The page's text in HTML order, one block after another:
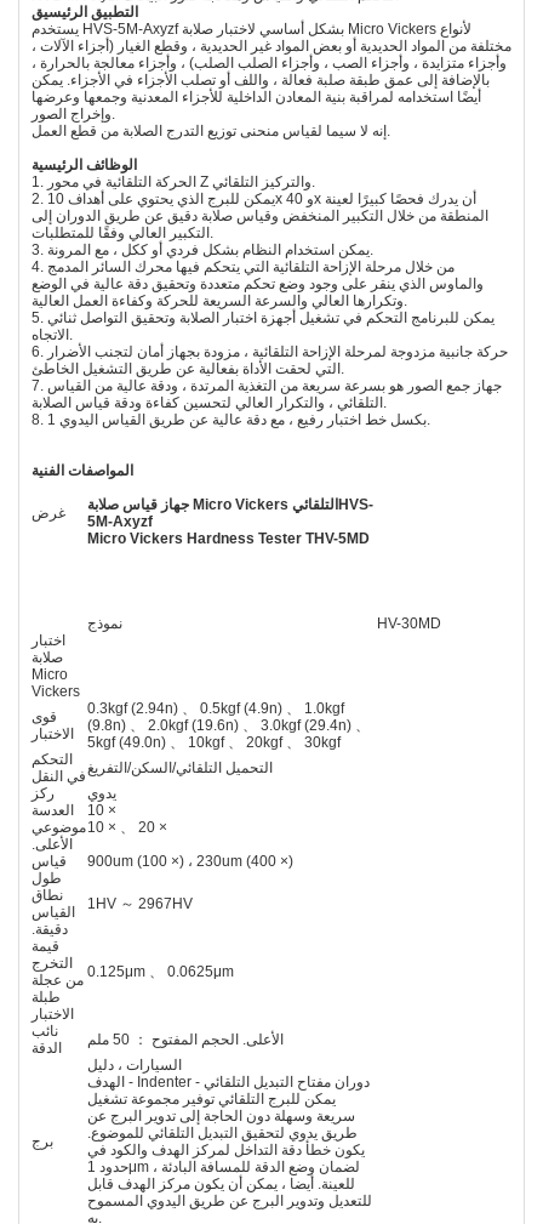
التطبيق الرئيسيق
يستخدم HVS-5M-Axyzf بشكل أساسي لاختبار صلابة Micro Vickers لأنواع
مختلفة من المواد الحديدية أو بعض المواد غير الحديدية ، وقطع الغيار (أجزاء الآلات ،
وأجزاء متزايدة ، وأجزاء الصب ، وأجزاء الصلب الصلب) ، وأجزاء معالجة بالحرارة ،
بالإضافة إلى عمق طبقة صلبة فعالة ، واللف أو تصلب الأجزاء في الأجزاء. يمكن
أيضًا استخدامه لمراقبة بنية المعادن الداخلية للأجزاء المعدنية وجمعها وعرضها
الوظائف الرئيسية
2. يمكن للبرج الذي يحتوي على أهداف 10x و 40x أن يدرك فحصًا كبيرًا لعينة
المنطقة من خلال التكبير المنخفض وقياس صلابة دقيق عن طريق الدوران إلى
4. من خلال مرحلة الإزاحة التلقائية التي يتحكم فيها محرك السائر المدمج
والماوس الذي ينقر على وجود وضع تحكم متعددة وتحقيق دقة عالية في الوضع
5. يمكن للبرنامج التحكم في تشغيل أجهزة اختبار الصلابة وتحقيق التواصل ثنائي
6. حركة جانبية مزدوجة لمرحلة الإزاحة التلقائية ، مزودة بجهاز أمان لتجنب الأضرار
7. جهاز جمع الصور هو بسرعة سريعة من التغذية المرتدة ، ودقة عالية من القياس
المواصفات الفنية
غرض جهاز قياس صلابة Micro Vickers التلقائيHVS-
5M-Axyzf
Micro Vickers Hardness Tester THV-5MD
اختبار
صلابة
Micro
Vickers
نموذج HV-30MD
قوى
الاختبار
0.3kgf (2.94n) 、 0.5kgf (4.9n) 、 1.0kgf
(9.8n) 、 2.0kgf (19.6n) 、 3.0kgf (29.4n) 、
5kgf (49.0n) 、 10kgf 、 20kgf 、 30kgf
التحكم
في النقل التحميل التلقائي/السكن/التفريغ
ركز
يدوي
العدسة
10 ×
موضوعي10 × 、 20 ×
الأعلى.
قياس
طول
900um (100 ×) ، 230um (400 ×)
نطاق
القياس
1HV ～ 2967HV
دقيقة.
قيمة
التخرج
من عجلة
طبلة
الاختبار
0.125μm 、 0.0625μm
نائب
الدقة
الأعلى. الحجم المفتوح ： 50 ملم
برج
السيارات ، دليل
الهدف - Indenter - دوران مفتاح التبديل التلقائي
يمكن للبرج التلقائي توفير مجموعة تشغيل
سريعة وسهلة دون الحاجة إلى تدوير البرج عن
طريق يدوي لتحقيق التبديل التلقائي للموضوع.
يكون خطأ دقة التداخل لمركز الهدف والكود في
حدود 1μm ، لضمان وضع الدقة للمسافة البادئة
للعينة. أيضا ، يمكن أن يكون مركز الهدف قابل
للتعديل وتدوير البرج عن طريق اليدوي المسموح